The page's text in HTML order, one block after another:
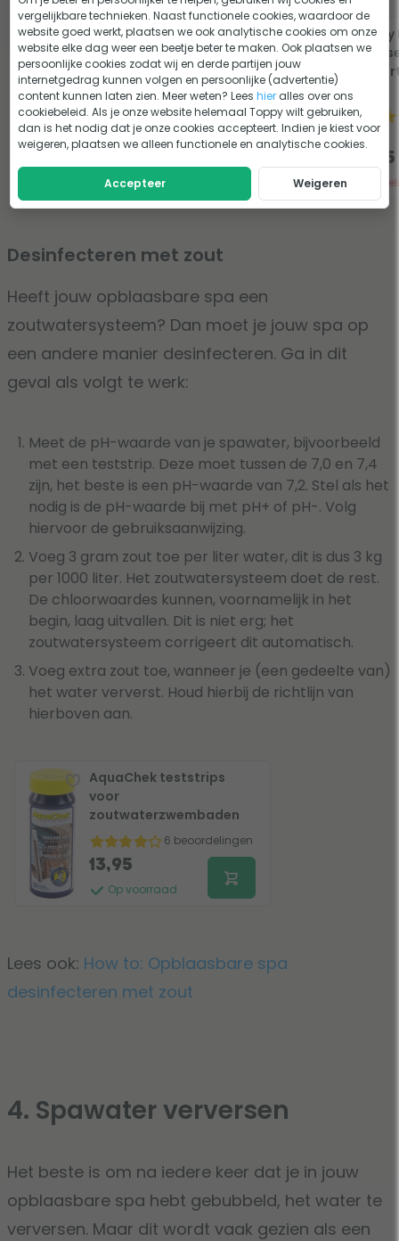
Toppy Helder Water
startset voor
opblaasbare spa
1 beoordeling
Tijdelijk uit voorraad
48,80
Toppy
spa's
71,70
61,75
Desinfecteren met zout
Heeft jouw opblaasbare spa een
zoutwatersysteem? Dan moet je jouw spa op
een andere manier desinfecteren. Ga in dit
geval als volgt te werk:
Meet de pH-waarde van je spawater, bijvoorbeeld
met een teststrip. Deze moet tussen de 7,0 en 7,4
zijn, het beste is een pH-waarde van 7,2. Stel als het
nodig is de pH-waarde bij met pH+ of pH-. Volg
hiervoor de gebruiksaanwijzing.
Voeg 3 gram zout toe per liter water, dit is dus 3 kg
per 1000 liter. Het zoutwatersysteem doet de rest.
De chloorwaardes kunnen, voornamelijk in het
begin, laag uitvallen. Dit is niet erg; het
zoutwatersysteem corrigeert dit automatisch.
Voeg extra zout toe, wanneer je (een gedeelte van)
het water ververst. Houd hierbij de richtlijn van
hierboven aan.
AquaChek teststrips
voor
zoutwaterzwembaden
6 beoordelingen
Op voorraad
13,95
Lees ook: How to: Opblaasbare spa
desinfecteren met zout
4. Spawater verversen
Het beste is om na iedere keer dat je in jouw
opblaasbare spa hebt gebubbeld, het water te
verversen. Maar dit wordt vaak gezien als een
vergelijkbare technieken. Naast functionele cookies, waardoor de
website goed werkt, plaatsen we ook analytische cookies om onze
website elke dag weer een beetje beter te maken. Ook plaatsen we
persoonlijke cookies zodat wij en derde partijen jouw
internetgedrag kunnen volgen en persoonlijke (advertentie)
content kunnen laten zien. Meer weten? Leeshier alles over ons
cookiebeleid. Als je onze website helemaal Toppy wilt gebruiken,
dan is het nodig dat je onze cookies accepteert. Indien je kiest voor
weigeren, plaatsen we alleen functionele en analytische cookies.
Accepteer Weigeren